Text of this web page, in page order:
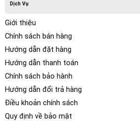
Dịch Vụ
Giới thiệu
Chính sách bán hàng
Hướng dẫn đặt hàng
Hướng dẫn thanh toán
Chính sách bảo hành
Hướng dẫn đổi trả hàng
Điều khoản chính sách
Quy định về bảo mật